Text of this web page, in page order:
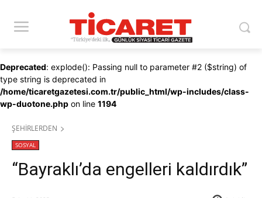
Deprecated: explode(): Passing null to parameter #2 ($string) of
type string is deprecated in
/home/ticaretgazetesi.com.tr/public_html/wp-includes/class-
wp-duotone.php on line 1194
ŞEHİRLERDEN
SOSYAL
“Bayraklı’da engelleri kaldırdık”